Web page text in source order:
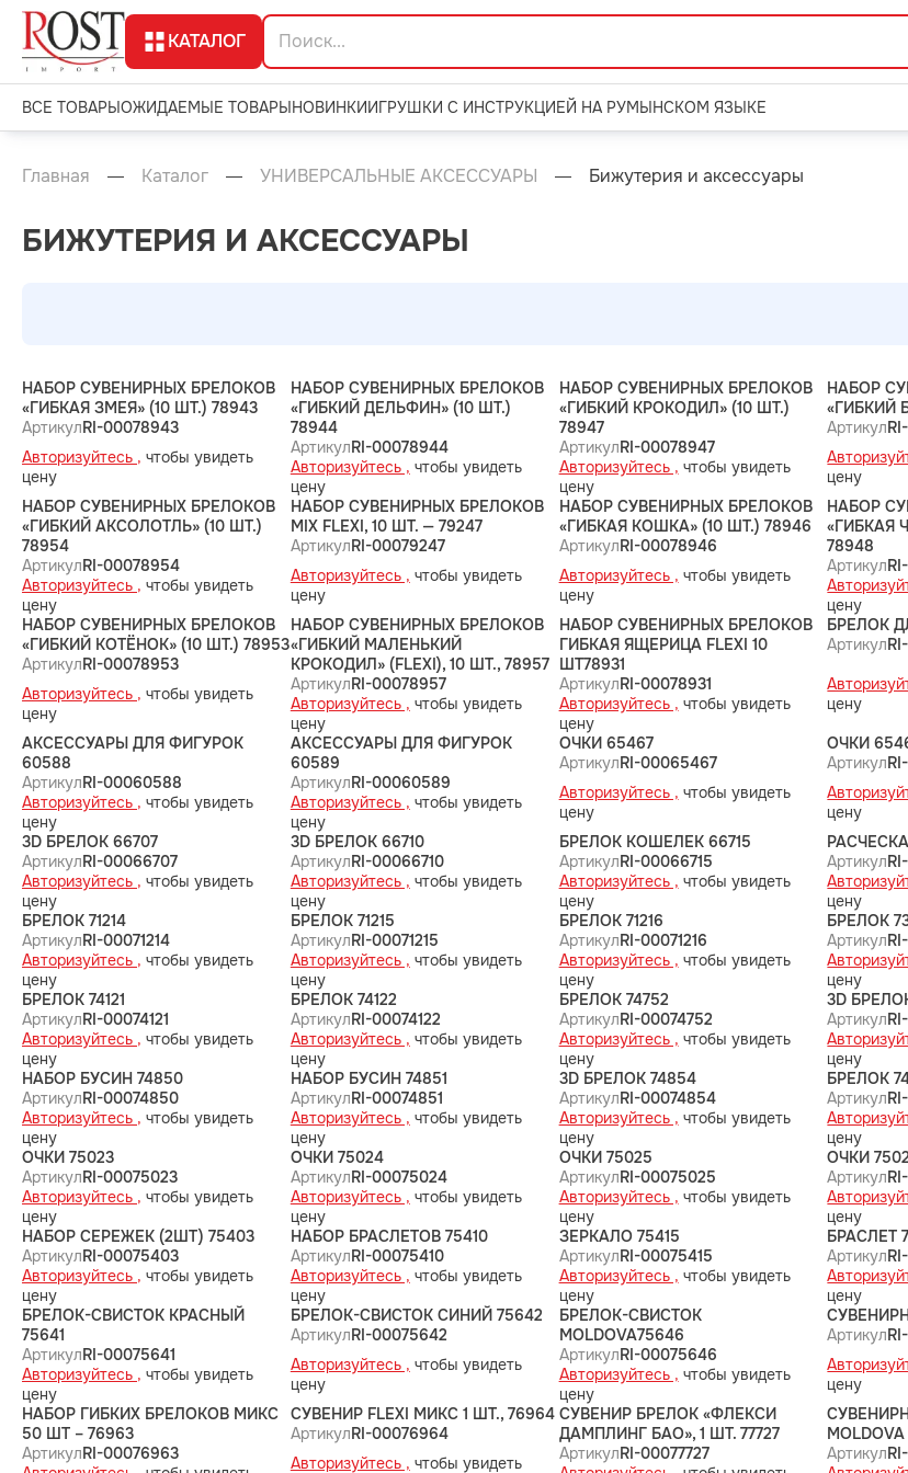
КАТАЛОГ
ВСЕ ТОВАРЫОЖИДАЕМЫЕ ТОВАРЫНОВИНКИИГРУШКИ С ИНСТРУКЦИЕЙ НА РУМЫНСКОМ ЯЗЫКЕ
Главная Каталог УНИВЕРСАЛЬНЫЕ АКСЕССУАРЫ Бижутерия и аксессуары
БИЖУТЕРИЯ И АКСЕССУАРЫ
НАБОР СУВЕНИРНЫХ БРЕЛОКОВ
«ГИБКАЯ ЗМЕЯ» (10 ШТ.) 78943
АртикулRI-00078943
Авторизуйтесь , чтобы увидеть
цену
НАБОР СУВЕНИРНЫХ БРЕЛОКОВ
«ГИБКИЙ ДЕЛЬФИН» (10 ШТ.)
78944
АртикулRI-00078944
Авторизуйтесь , чтобы увидеть
цену
НАБОР СУВЕНИРНЫХ БРЕЛОКОВ
«ГИБКИЙ КРОКОДИЛ» (10 ШТ.)
78947
АртикулRI-00078947
Авторизуйтесь , чтобы увидеть
цену
НАБОР
«ГИБКИЙ
Артикул
цену
НАБОР СУВЕНИРНЫХ БРЕЛОКОВ
«ГИБКИЙ АКСОЛОТЛЬ» (10 ШТ.)
78954
АртикулRI-00078954
Авторизуйтесь , чтобы увидеть
цену
НАБОР СУВЕНИРНЫХ БРЕЛОКОВ
MIX FLEXI, 10 ШТ. — 79247
АртикулRI-00079247
Авторизуйтесь , чтобы увидеть
цену
НАБОР СУВЕНИРНЫХ БРЕЛОКОВ
«ГИБКАЯ КОШКА» (10 ШТ.) 78946
АртикулRI-00078946
Авторизуйтесь , чтобы увидеть
цену
НАБОР
«ГИБКАЯ
78948
Артикул
цену
НАБОР СУВЕНИРНЫХ БРЕЛОКОВ
«ГИБКИЙ КОТЁНОК» (10 ШТ.) 78953
АртикулRI-00078953
Авторизуйтесь , чтобы увидеть
цену
НАБОР СУВЕНИРНЫХ БРЕЛОКОВ
«ГИБКИЙ МАЛЕНЬКИЙ
КРОКОДИЛ» (FLEXI), 10 ШТ., 78957
АртикулRI-00078957
Авторизуйтесь , чтобы увидеть
цену
НАБОР СУВЕНИРНЫХ БРЕЛОКОВ
ГИБКАЯ ЯЩЕРИЦА FLEXI 10
ШТ78931
АртикулRI-00078931
Авторизуйтесь , чтобы увидеть
цену
БРЕЛОК
Артикул
цену
АКСЕССУАРЫ ДЛЯ ФИГУРОК
60588
АртикулRI-00060588
Авторизуйтесь , чтобы увидеть
цену
АКСЕССУАРЫ ДЛЯ ФИГУРОК
60589
АртикулRI-00060589
Авторизуйтесь , чтобы увидеть
цену
ОЧКИ 65467
АртикулRI-00065467
Авторизуйтесь , чтобы увидеть
цену
ОЧКИ
Артикул
цену
3D БРЕЛОК 66707
АртикулRI-00066707
Авторизуйтесь , чтобы увидеть
цену
3D БРЕЛОК 66710
АртикулRI-00066710
Авторизуйтесь , чтобы увидеть
цену
БРЕЛОК КОШЕЛЕК 66715
АртикулRI-00066715
Авторизуйтесь , чтобы увидеть
цену
Артикул
цену
БРЕЛОК 71214
АртикулRI-00071214
Авторизуйтесь , чтобы увидеть
цену
БРЕЛОК 71215
АртикулRI-00071215
Авторизуйтесь , чтобы увидеть
цену
БРЕЛОК 71216
АртикулRI-00071216
Авторизуйтесь , чтобы увидеть
цену
БРЕЛОК
Артикул
цену
БРЕЛОК 74121
АртикулRI-00074121
Авторизуйтесь , чтобы увидеть
цену
БРЕЛОК 74122
АртикулRI-00074122
Авторизуйтесь , чтобы увидеть
цену
БРЕЛОК 74752
АртикулRI-00074752
Авторизуйтесь , чтобы увидеть
цену
3D
Артикул
цену
НАБОР БУСИН 74850
АртикулRI-00074850
Авторизуйтесь , чтобы увидеть
цену
НАБОР БУСИН 74851
АртикулRI-00074851
Авторизуйтесь , чтобы увидеть
цену
3D БРЕЛОК 74854
АртикулRI-00074854
Авторизуйтесь , чтобы увидеть
цену
БРЕЛОК
Артикул
цену
ОЧКИ 75023
АртикулRI-00075023
Авторизуйтесь , чтобы увидеть
цену
ОЧКИ 75024
АртикулRI-00075024
Авторизуйтесь , чтобы увидеть
цену
ОЧКИ 75025
АртикулRI-00075025
Авторизуйтесь , чтобы увидеть
цену
ОЧКИ
Артикул
цену
НАБОР СЕРЕЖЕК (2ШТ) 75403
АртикулRI-00075403
Авторизуйтесь , чтобы увидеть
цену
НАБОР БРАСЛЕТОВ 75410
АртикулRI-00075410
Авторизуйтесь , чтобы увидеть
цену
ЗЕРКАЛО 75415
АртикулRI-00075415
Авторизуйтесь , чтобы увидеть
цену
БРАСЛЕТ
Артикул
цену
БРЕЛОК-СВИСТОК КРАСНЫЙ
75641
АртикулRI-00075641
Авторизуйтесь , чтобы увидеть
цену
БРЕЛОК-СВИСТОК СИНИЙ 75642
АртикулRI-00075642
Авторизуйтесь , чтобы увидеть
цену
БРЕЛОК-СВИСТОК
MOLDOVA75646
АртикулRI-00075646
Авторизуйтесь , чтобы увидеть
цену
Артикул
цену
НАБОР ГИБКИХ БРЕЛОКОВ МИКС
50 ШТ – 76963
АртикулRI-00076963
СУВЕНИР FLEXI МИКС 1 ШТ., 76964
АртикулRI-00076964
Авторизуйтесь , чтобы увидеть
СУВЕНИР БРЕЛОК «ФЛЕКСИ
ДАМПЛИНГ БАО», 1 ШТ. 77727
АртикулRI-00077727
MOLDOVA
Артикул